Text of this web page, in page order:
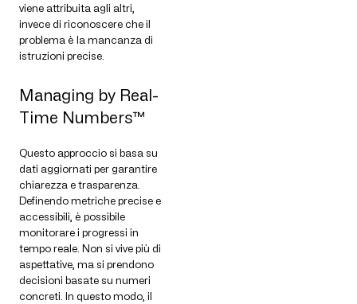
viene attribuita agli altri,
invece di riconoscere che il
problema è la mancanza di
istruzioni precise.
Managing by Real-
Time Numbers™
Questo approccio si basa su
dati aggiornati per garantire
chiarezza e trasparenza.
Definendo metriche precise e
accessibili, è possibile
monitorare i progressi in
tempo reale. Non si vive più di
aspettative, ma si prendono
decisioni basate su numeri
concreti. In questo modo, il